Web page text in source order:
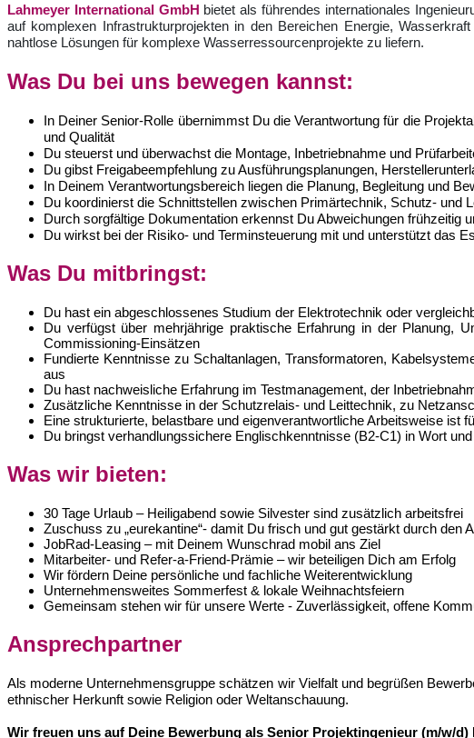
Lahmeyer International GmbH bietet als führendes internationales
auf komplexen Infrastrukturprojekten in den Bereichen Energie,
nahtlose Lösungen für komplexe Wasserressourcenprojekte zu liefern.
Was Du bei uns bewegen kannst:
In Deiner Senior-Rolle übernimmst Du die Verantwortung für die
und Qualität
Du steuerst und überwachst die Montage, Inbetriebnahme und
Du gibst Freigabeempfehlung zu Ausführungsplanungen,
In Deinem Verantwortungsbereich liegen die Planung, Begleitung und
Du koordinierst die Schnittstellen zwischen Primärtechnik, Schutz-
Durch sorgfältige Dokumentation erkennst Du Abweichungen
Du wirkst bei der Risiko- und Terminsteuerung mit und unterstützt das
Was Du mitbringst:
Du hast ein abgeschlossenes Studium der Elektrotechnik oder
Du verfügst über mehrjährige praktische Erfahrung in der Planung,
Commissioning-Einsätzen
Fundierte Kenntnisse zu Schaltanlagen, Transformatoren,
aus
Du hast nachweisliche Erfahrung im Testmanagement, der
Zusätzliche Kenntnisse in der Schutzrelais- und Leittechnik, zu
Eine strukturierte, belastbare und eigenverantwortliche Arbeitsweise
Du bringst verhandlungssichere Englischkenntnisse (B2-C1) in Wort
Was wir bieten:
30 Tage Urlaub – Heiligabend sowie Silvester sind zusätzlich arbeitsfrei
Zuschuss zu „eurekantine“- damit Du frisch und gut gestärkt durch den
JobRad-Leasing – mit Deinem Wunschrad mobil ans Ziel
Mitarbeiter- und Refer-a-Friend-Prämie – wir beteiligen Dich am Erfolg
Wir fördern Deine persönliche und fachliche Weiterentwicklung
Unternehmensweites Sommerfest & lokale Weihnachtsfeiern
Gemeinsam stehen wir für unsere Werte - Zuverlässigkeit, offene
Ansprechpartner
Als moderne Unternehmensgruppe schätzen wir Vielfalt und begrüßen
ethnischer Herkunft sowie Religion oder Weltanschauung.
Wir freuen uns auf Deine Bewerbung als Senior Projektingenieur (m/w/d)